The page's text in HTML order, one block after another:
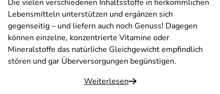
Die vielen verschiedenen Inhaltsstoffe in herkömmlichen
Lebensmitteln unterstützen und ergänzen sich
gegenseitig – und liefern auch noch Genuss! Dagegen
können einzelne, konzentrierte Vitamine oder
Mineralstoffe das natürliche Gleichgewicht empfindlich
stören und gar Überversorgungen begünstigen.
Weiterlesen